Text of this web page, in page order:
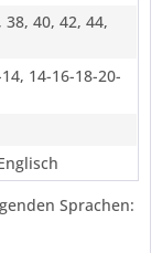
38, 40, 42, 44,
14-16-18-20-
Sprachen: